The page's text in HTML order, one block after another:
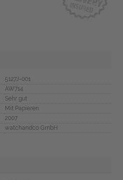
5127J-001
AW714
Sehr gut
Mit Papieren
2007
watchandco GmbH